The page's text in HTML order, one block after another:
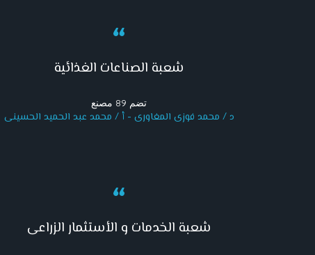
شعبة الصناعات الغذائية
تضم 89 مصنع
د / محمد فوزى المغاورى - أ / محمد عبد الحميد الحسينى
شعبة الخدمات و الأستثمار الزراعى